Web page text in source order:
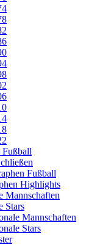
Fußball
Fußball
Highlights
Mannschaften
Stars
Mannschaften
Stars